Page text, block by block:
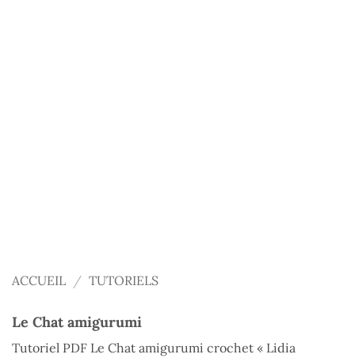
ACCUEIL / TUTORIELS
Le Chat amigurumi
Tutoriel PDF Le Chat amigurumi crochet « Lidia